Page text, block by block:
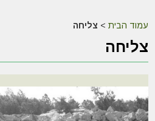
עמוד הבית > צליחה
צליחה